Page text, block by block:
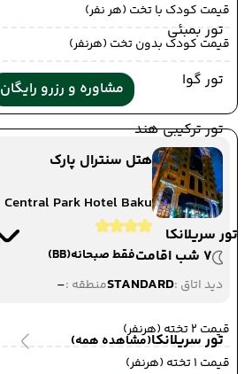
تور بمبئی
تور گوا
تور ترکیبی هند
تور سریلانکا
تور سریلانکا(مشاهده همه)
قیمت کودک با تخت (هر نفر)
قیمت کودک بدون تخت (هرنفر)
مشاوره و رزرو رایگان
هتل سنترال پارک
Central Park Hotel Baku
7 شب اقامت
فقط صبحانه(BB)
دید اتاق :STANDARDمنطقه :-
قیمت 2 تخته (هرنفر)
قیمت 1 تخته (هرنفر)